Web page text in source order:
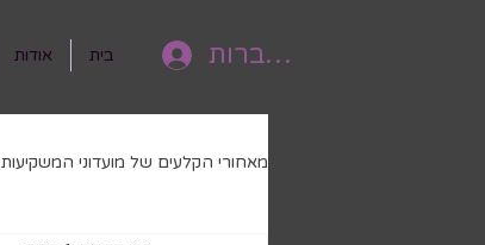
בית אודות להתחברות
מאחורי הקלעים של מועדוני המשקיעות